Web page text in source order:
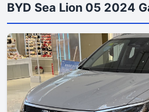
BYD Sea Lion 05 2024